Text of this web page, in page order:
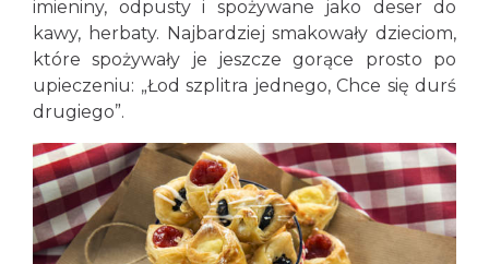
imieniny, odpusty i spożywane jako deser do
kawy, herbaty. Najbardziej smakowały dzieciom,
które spożywały je jeszcze gorące prosto po
upieczeniu: „Łod szplitra jednego, Chce się durś
drugiego”.